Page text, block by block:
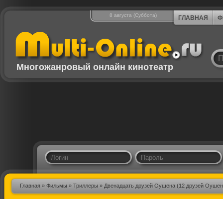
8 августа (Суббота) ГЛАВНАЯ
Многожанровый онлайн кинотеатр
Главная » Фильмы » Триллеры » Двенадцать друзей Оушена (12 друзей